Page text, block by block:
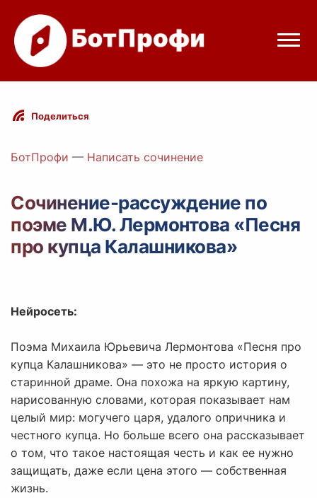
Режимы бота
Цены
Вход с Telegram
Поделиться
БотПрофи — Написать сочинение
Сочинение-рассуждение по
поэме М.Ю. Лермонтова «Песня
про купца Калашникова»
Нейросеть:
Поэма Михаила Юрьевича Лермонтова «Песня про
купца Калашникова» — это не просто история о
старинной драме. Она похожа на яркую картину,
нарисованную словами, которая показывает нам
целый мир: могучего царя, удалого опричника и
честного купца. Но больше всего она рассказывает
о том, что такое настоящая честь и как ее нужно
защищать, даже если цена этого — собственная
жизнь.